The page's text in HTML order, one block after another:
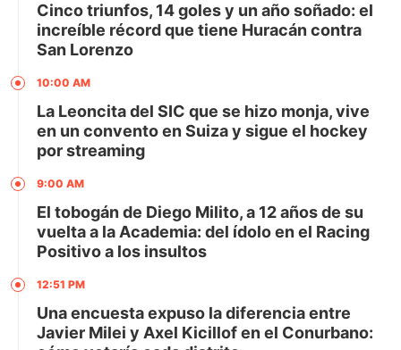
Cinco triunfos, 14 goles y un año soñado: el
increíble récord que tiene Huracán contra
San Lorenzo
10:00 AM
La Leoncita del SIC que se hizo monja, vive
en un convento en Suiza y sigue el hockey
por streaming
9:00 AM
El tobogán de Diego Milito, a 12 años de su
vuelta a la Academia: del ídolo en el Racing
Positivo a los insultos
12:51 PM
Una encuesta expuso la diferencia entre
Javier Milei y Axel Kicillof en el Conurbano: